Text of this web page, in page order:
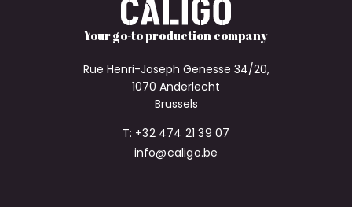
Your go-to production company
Rue Henri-Joseph Genesse 34/20,
1070 Anderlecht
Brussels
T: +32 474 21 39 07
info@caligo.be